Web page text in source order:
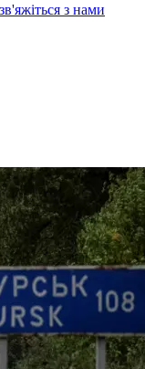
зв'яжіться з нами